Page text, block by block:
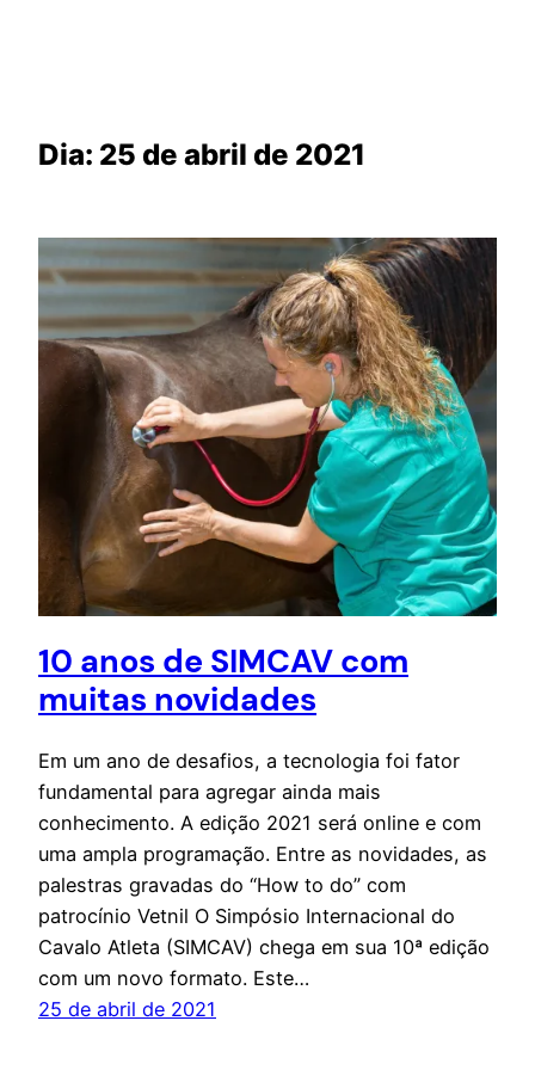
Dia: 25 de abril de 2021
10 anos de SIMCAV com
muitas novidades
Em um ano de desafios, a tecnologia foi fator
fundamental para agregar ainda mais
conhecimento. A edição 2021 será online e com
uma ampla programação. Entre as novidades, as
palestras gravadas do “How to do” com
patrocínio Vetnil O Simpósio Internacional do
Cavalo Atleta (SIMCAV) chega em sua 10ª edição
com um novo formato. Este…
25 de abril de 2021